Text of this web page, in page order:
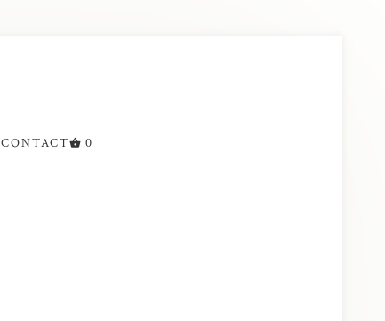
CONTACT 0